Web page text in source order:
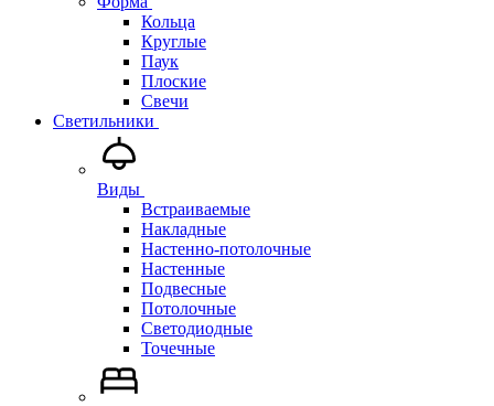
Кольца
Круглые
Паук
Плоские
Свечи
Светильники
Виды
Встраиваемые
Накладные
Настенно-потолочные
Настенные
Подвесные
Потолочные
Светодиодные
Точечные